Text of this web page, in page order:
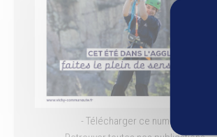
- Télécharger ce numéro